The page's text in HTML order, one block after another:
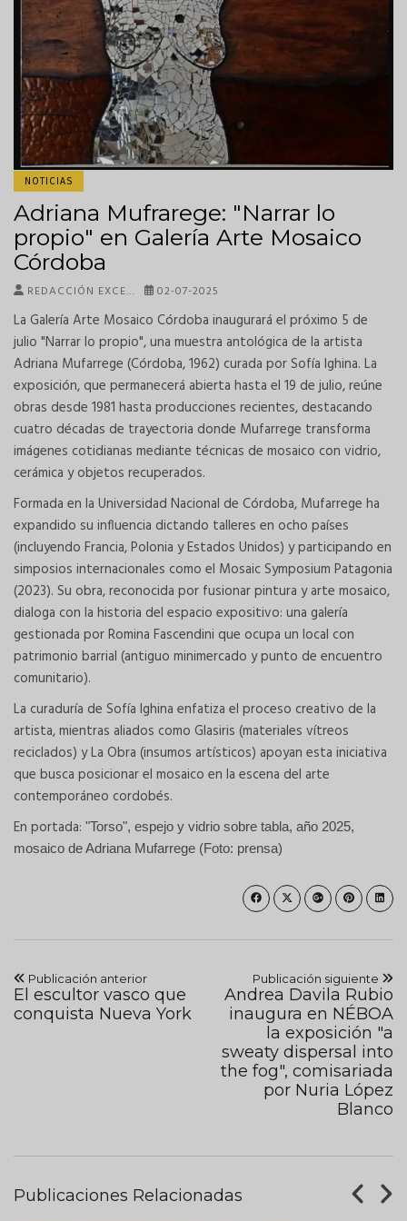
NOTICIAS
Adriana Mufrarege: "Narrar lo
propio" en Galería Arte Mosaico
Córdoba
REDACCIÓN EXCE… 02-07-2025
La Galería Arte Mosaico Córdoba inaugurará el próximo 5 de
julio "Narrar lo propio", una muestra antológica de la artista
Adriana Mufarrege (Córdoba, 1962) curada por Sofía Ighina. La
exposición, que permanecerá abierta hasta el 19 de julio, reúne
obras desde 1981 hasta producciones recientes, destacando
cuatro décadas de trayectoria donde Mufarrege transforma
imágenes cotidianas mediante técnicas de mosaico con vidrio,
cerámica y objetos recuperados.
Formada en la Universidad Nacional de Córdoba, Mufarrege ha
expandido su influencia dictando talleres en ocho países
(incluyendo Francia, Polonia y Estados Unidos) y participando en
simposios internacionales como el Mosaic Symposium Patagonia
(2023). Su obra, reconocida por fusionar pintura y arte mosaico,
dialoga con la historia del espacio expositivo: una galería
gestionada por Romina Fascendini que ocupa un local con
patrimonio barrial (antiguo minimercado y punto de encuentro
comunitario).
La curaduría de Sofía Ighina enfatiza el proceso creativo de la
artista, mientras aliados como Glasiris (materiales vítreos
reciclados) y La Obra (insumos artísticos) apoyan esta iniciativa
que busca posicionar el mosaico en la escena del arte
contemporáneo cordobés.
En portada: "Torso", espejo y vidrio sobre tabla, año 2025,
mosaico de Adriana Mufarrege (Foto: prensa)
Publicación anterior
El escultor vasco que
conquista Nueva York
Publicación siguiente
Andrea Davila Rubio
inaugura en NÉBOA
la exposición "a
sweaty dispersal into
the fog", comisariada
por Nuria López
Blanco
Publicaciones Relacionadas